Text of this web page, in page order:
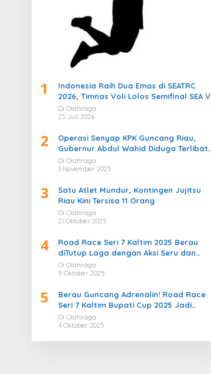
1
Indonesia Raih Dua Emas di SEATRC
2026, Timnas Voli Lolos Semifinal SEA V
Cup! Pekan Olahraga Nasional
Bergemuruh
Di Olahraga
25 Juli 2026
2
Operasi Senyap KPK Guncang Riau,
Gubernur Abdul Wahid Diduga Terlibat
Kasus Korupsi Proyek
Di Olahraga
3 November 2025
3
Satu Atlet Mundur, Kontingen Jujitsu
Riau Kini Tersisa 11 Orang
Di Olahraga
21 Oktober 2025
4
Road Race Seri 7 Kaltim 2025 Berau
diTutup Laga dengan Aksi Seru dan
Penuh Sportivitas
Di Olahraga
5 Oktober 2025
5
Berau Guncang Adrenalin! Road Race
Seri 7 Kaltim Bupati Cup 2025 Jadi
Momentum Lahirnya Sirkuit Permanen
2026
Di Olahraga
4 Oktober 2025